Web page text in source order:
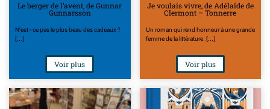
Le berger de l’avent, de Gunnar
Gunnarsson
N'est - ce pas le plus beau des cadeaux ?
[...]
Voir plus
Je voulais vivre, de Adélaïde de
Clermont – Tonnerre
Un roman qui rend honneur à une grande
femme de la littérature. [...]
Voir plus